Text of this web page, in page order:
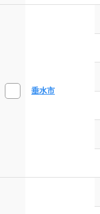
垂水市